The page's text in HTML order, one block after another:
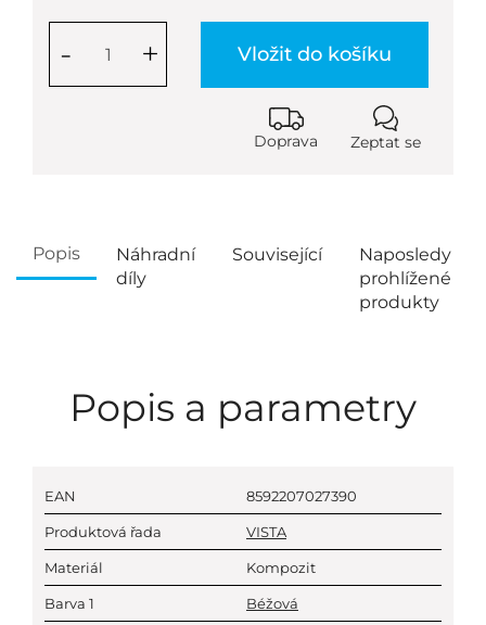
+
- Vložit do košíku
Doprava Zeptat se
Popis
Náhradní
díly
Související
Naposledy
prohlížené
produkty
Popis a parametry
EAN 8592207027390
Produktová řada VISTA
Materiál Kompozit
Barva 1 Béžová